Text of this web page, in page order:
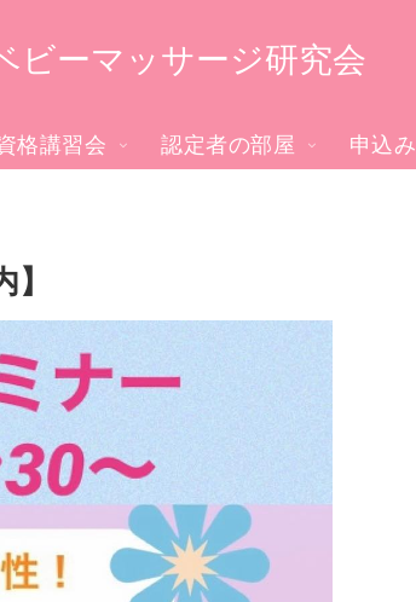
ビーマッサージ研究会
格講習会 認定者の部屋 申込み
】